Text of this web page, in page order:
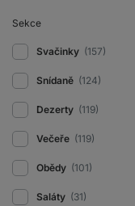
Sekce
Svačinky (157)
Snídaně (124)
Dezerty (119)
Večeře (119)
Obědy (101)
Saláty (31)